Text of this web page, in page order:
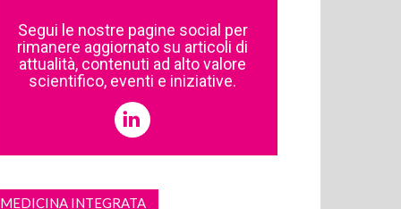
Segui le nostre pagine social per
rimanere aggiornato su articoli di
attualità, contenuti ad alto valore
scientifico, eventi e iniziative.
MEDICINA INTEGRATA